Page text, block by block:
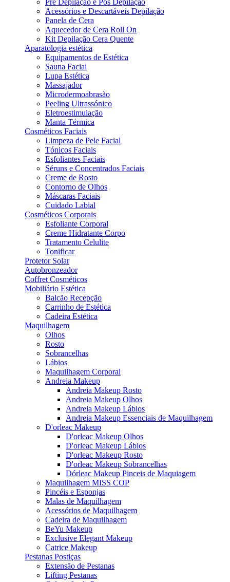
Pré Depilação e Pós Depilação
Acessórios e Descartáveis Depilação
Panela de Cera
Aquecedor de Cera Roll On
Kit Depilação Cera Quente
Aparatologia estética
Equipamentos de Estética
Sauna Facial
Lupa Estética
Massajador
Microdermoabrasão
Peeling Ultrassónico
Eletroestimulação
Manta Térmica
Cosméticos Faciais
Limpeza de Pele Facial
Tónicos Faciais
Esfoliantes Faciais
Séruns e Concentrados Faciais
Creme de Rosto
Contorno de Olhos
Máscaras Faciais
Cuidado Labial
Cosméticos Corporais
Esfoliante Corporal
Creme Hidratante Corpo
Tratamento Celulite
Tonificar
Protetor Solar
Autobronzeador
Coffret Cosméticos
Mobiliário Estética
Balcão Recepção
Carrinho de Estética
Cadeira Estética
Maquilhagem
Olhos
Rosto
Sobrancelhas
Lábios
Maquilhagem Corporal
Andreia Makeup
Andreia Makeup Rosto
Andreia Makeup Olhos
Andreia Makeup Lábios
Andreia Makeup Essenciais de Maquilhagem
D'orleac Makeup
D'orleac Makeup Olhos
D'orleac Makeup Lábios
D'orleac Makeup Rosto
D'orleac Makeup Sobrancelhas
Dórleac Makeup Pinceis de Maquiagem
Maquilhagem MISS COP
Pincéis e Esponjas
Malas de Maquilhagem
Acessórios de Maquilhagem
Cadeira de Maquilhagem
BeYu Makeup
Exclusive Elegant Makeup
Catrice Makeup
Pestanas Postiças
Extensão de Pestanas
Lifting Pestanas